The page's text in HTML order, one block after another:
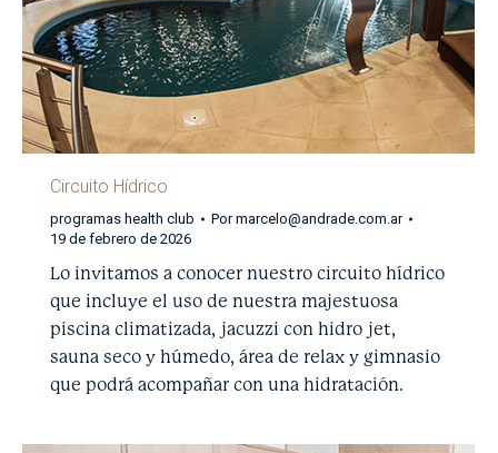
Circuito Hídrico
programas health club Pormarcelo@andrade.com.ar
19 de febrero de 2026
Lo invitamos a conocer nuestro circuito hídrico
que incluye el uso de nuestra majestuosa
piscina climatizada, jacuzzi con hidro jet,
sauna seco y húmedo, área de relax y gimnasio
que podrá acompañar con una hidratación.